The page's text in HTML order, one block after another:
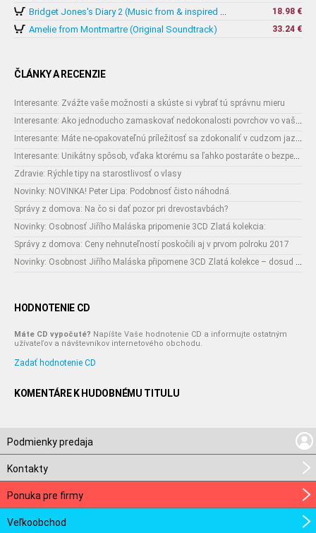
Bridget Jones's Diary 2 (Music from & inspired by The Motion Picture)
18.98 €
Amelie from Montmartre (Original Soundtrack) 33.24 €
ČLÁNKY A RECENZIE
Interesante: Zvážte vaše možnosti a skúste si vybrať tú správnu mieru
Interesante: Ako jednoducho zamaskovať nedokonalosti povrchov vo vašom interiéri
Interesante: Máte ne-opakovateľnú príležitosť sa zdokonaliť v cudzom jazyku
Interesante: Unikátny spôsob, vďaka ktorému sa ľahko postaráte o bezpečnosť vašich zásielok
Zdravie: Rýchle tipy na starostlivosť o vlasy
Novinky: NOVINKA! Peter Lipa: Podobnosť čisto náhodná.
Správy z domova: Na čo si dať pozor pri drevostavbách?
Novinky: Osobnosť Jiřího Maláska pripomenie 3CD Zlatá kolekcia:
Správy z domova: Ceny nehnuteľností poskočili aj v prvom polroku 2017
Novinky: Osobnost Jiřího Maláska připomene 3CD Zlatá kolekce – dosud nejobsáhlejší soubor nahrávek legendárního umělce!
HODNOTENIE CD
Máte CD vypočuté? Napíšte Vaše hodnotenie CD a informujte ostatným
užívateľov a návštevníkov internetového obchodu.
Zadať hodnotenie CD
KOMENTÁRE K HUDOBNÉMU TITULU
Podmienky predaja
Kontakty
Ponuka pre firmy
Veľkoobchod